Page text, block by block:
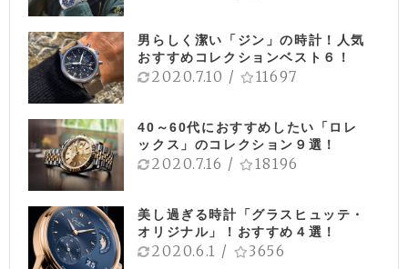
男らしく潔い「ジン」の時計！人気
おすすめコレクションベスト６！
2020.7.10 / 11697
40～60代におすすめしたい「ロレ
ックス」のコレクション９選！
2020.7.16 / 18196
美し過ぎる時計「グラスヒュッテ・
オリジナル」！おすすめ４選！
2020.6.1 / 3656